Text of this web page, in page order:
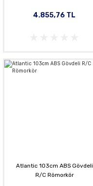
4.855,76 TL
Atlantic 103cm ABS Gövdeli
R/C Römorkör